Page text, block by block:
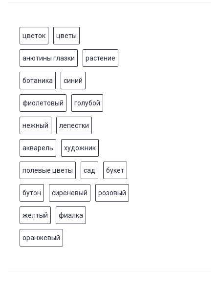
цветок цветы
анютины глазки растение
ботаника синий
фиолетовый голубой
нежный лепестки
акварель художник
полевые цветы сад букет
бутон сиреневый розовый
желтый фиалка
оранжевый